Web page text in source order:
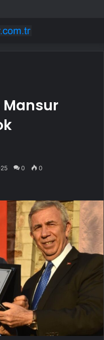
eri hayatını kaybetti
Mansur
0 0